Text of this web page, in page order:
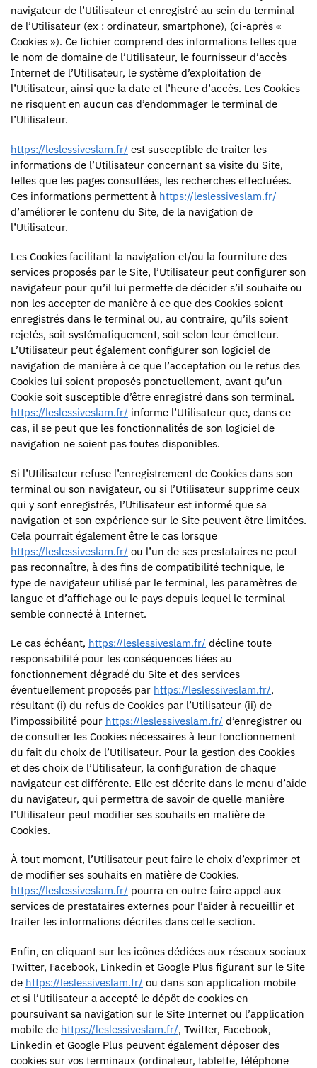
navigateur de l’Utilisateur et enregistré au sein du terminal
de l’Utilisateur (ex : ordinateur, smartphone), (ci-après «
Cookies »). Ce fichier comprend des informations telles que
le nom de domaine de l’Utilisateur, le fournisseur d’accès
Internet de l’Utilisateur, le système d’exploitation de
l’Utilisateur, ainsi que la date et l’heure d’accès. Les Cookies
ne risquent en aucun cas d’endommager le terminal de
l’Utilisateur.
https://leslessiveslam.fr/ est susceptible de traiter les
informations de l’Utilisateur concernant sa visite du Site,
telles que les pages consultées, les recherches effectuées.
Ces informations permettent à https://leslessiveslam.fr/
d’améliorer le contenu du Site, de la navigation de
l’Utilisateur.
Les Cookies facilitant la navigation et/ou la fourniture des
services proposés par le Site, l’Utilisateur peut configurer son
navigateur pour qu’il lui permette de décider s’il souhaite ou
non les accepter de manière à ce que des Cookies soient
enregistrés dans le terminal ou, au contraire, qu’ils soient
rejetés, soit systématiquement, soit selon leur émetteur.
L’Utilisateur peut également configurer son logiciel de
navigation de manière à ce que l’acceptation ou le refus des
Cookies lui soient proposés ponctuellement, avant qu’un
Cookie soit susceptible d’être enregistré dans son terminal.
https://leslessiveslam.fr/ informe l’Utilisateur que, dans ce
cas, il se peut que les fonctionnalités de son logiciel de
navigation ne soient pas toutes disponibles.
Si l’Utilisateur refuse l’enregistrement de Cookies dans son
terminal ou son navigateur, ou si l’Utilisateur supprime ceux
qui y sont enregistrés, l’Utilisateur est informé que sa
navigation et son expérience sur le Site peuvent être limitées.
Cela pourrait également être le cas lorsque
https://leslessiveslam.fr/ ou l’un de ses prestataires ne peut
pas reconnaître, à des fins de compatibilité technique, le
type de navigateur utilisé par le terminal, les paramètres de
langue et d’affichage ou le pays depuis lequel le terminal
semble connecté à Internet.
Le cas échéant, https://leslessiveslam.fr/ décline toute
responsabilité pour les conséquences liées au
fonctionnement dégradé du Site et des services
éventuellement proposés par https://leslessiveslam.fr/,
résultant (i) du refus de Cookies par l’Utilisateur (ii) de
l’impossibilité pour https://leslessiveslam.fr/ d’enregistrer ou
de consulter les Cookies nécessaires à leur fonctionnement
du fait du choix de l’Utilisateur. Pour la gestion des Cookies
et des choix de l’Utilisateur, la configuration de chaque
navigateur est différente. Elle est décrite dans le menu d’aide
du navigateur, qui permettra de savoir de quelle manière
l’Utilisateur peut modifier ses souhaits en matière de
Cookies.
À tout moment, l’Utilisateur peut faire le choix d’exprimer et
de modifier ses souhaits en matière de Cookies.
https://leslessiveslam.fr/ pourra en outre faire appel aux
services de prestataires externes pour l’aider à recueillir et
traiter les informations décrites dans cette section.
Enfin, en cliquant sur les icônes dédiées aux réseaux sociaux
Twitter, Facebook, Linkedin et Google Plus figurant sur le Site
de https://leslessiveslam.fr/ ou dans son application mobile
et si l’Utilisateur a accepté le dépôt de cookies en
poursuivant sa navigation sur le Site Internet ou l’application
mobile de https://leslessiveslam.fr/, Twitter, Facebook,
Linkedin et Google Plus peuvent également déposer des
cookies sur vos terminaux (ordinateur, tablette, téléphone